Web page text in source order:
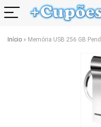
Início » Memória USB 256 GB